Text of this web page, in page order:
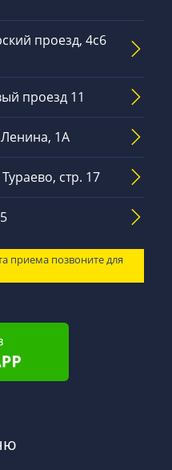
проезд, 4с6
проезд 11
1А
стр. 17
приема позвоните для